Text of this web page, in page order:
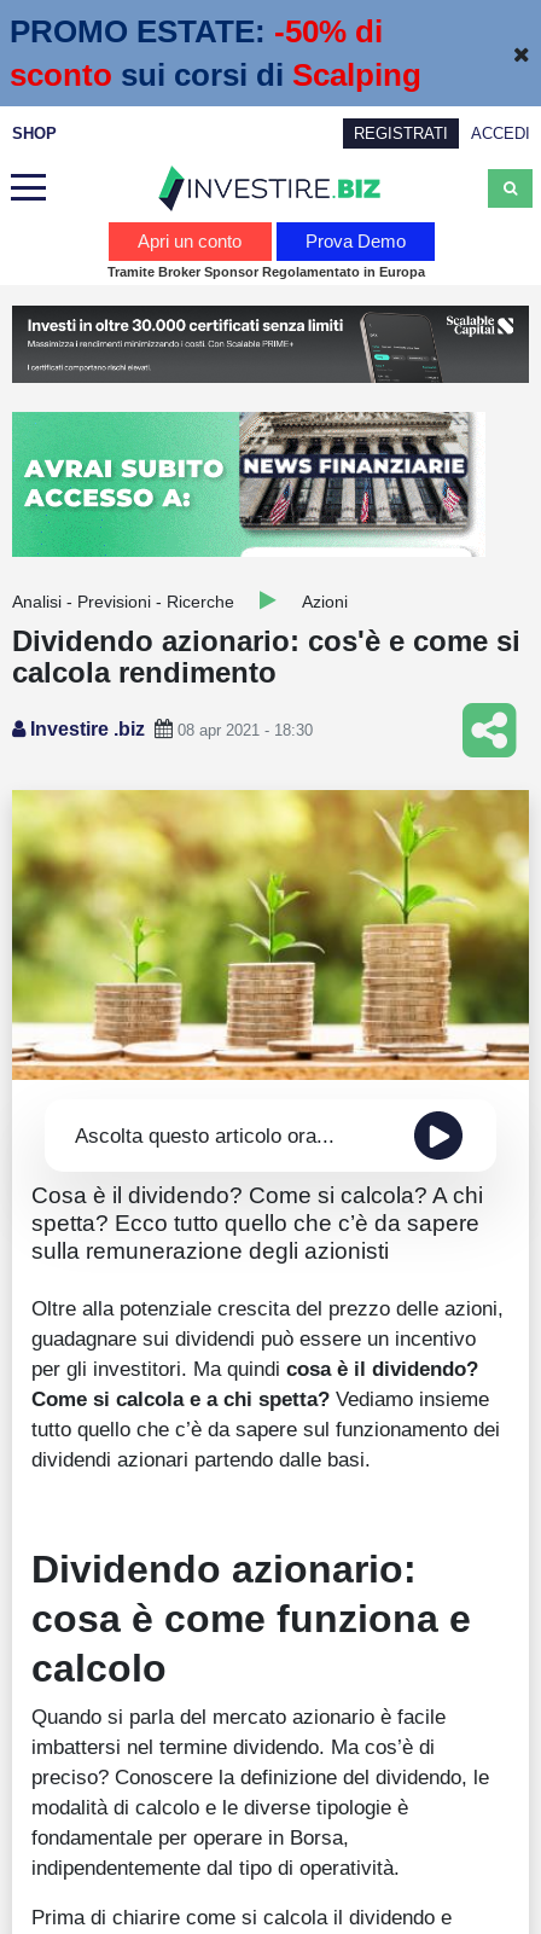
PROMO ESTATE: -50% di
sconto sui corsi di Scalping
SHOP REGISTRATI ACCEDI
Calendario economico
Webinar
Trading
Education
Quotazioni
Conto IG
Guru Monitor
Altro
Apri un conto Prova Demo
Tramite Broker Sponsor Regolamentato in Europa
Analisi - Previsioni - Ricerche Azioni
Dividendo azionario: cos'è e come si
calcola rendimento
Investire .biz 08 apr 2021 - 18:30
Ascolta questo articolo ora...
Cosa è il dividendo? Come si calcola? A chi
spetta? Ecco tutto quello che c’è da sapere
sulla remunerazione degli azionisti
Oltre alla potenziale crescita del prezzo delle azioni,
guadagnare sui dividendi può essere un incentivo
per gli investitori. Ma quindi cosa è il dividendo?
Come si calcola e a chi spetta? Vediamo insieme
tutto quello che c’è da sapere sul funzionamento dei
dividendi azionari partendo dalle basi.
Dividendo azionario:
cosa è come funziona e
calcolo
Quando si parla del mercato azionario è facile
imbattersi nel termine dividendo. Ma cos’è di
preciso? Conoscere la definizione del dividendo, le
modalità di calcolo e le diverse tipologie è
fondamentale per operare in Borsa,
indipendentemente dal tipo di operatività.
Prima di chiarire come si calcola il dividendo e